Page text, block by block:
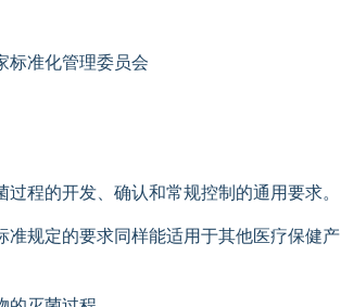
标准化管理委员会
程的开发、确认和常规控制的通用要求。
规定的要求同样能适用于其他医疗保健产